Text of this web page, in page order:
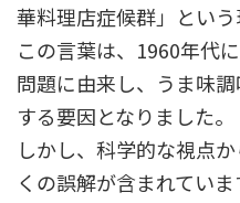
華料理店症候群」という
この言葉は、1960年代
問題に由来し、うま味
する要因となりました。
しかし、科学的な視点
くの誤解が含まれていま